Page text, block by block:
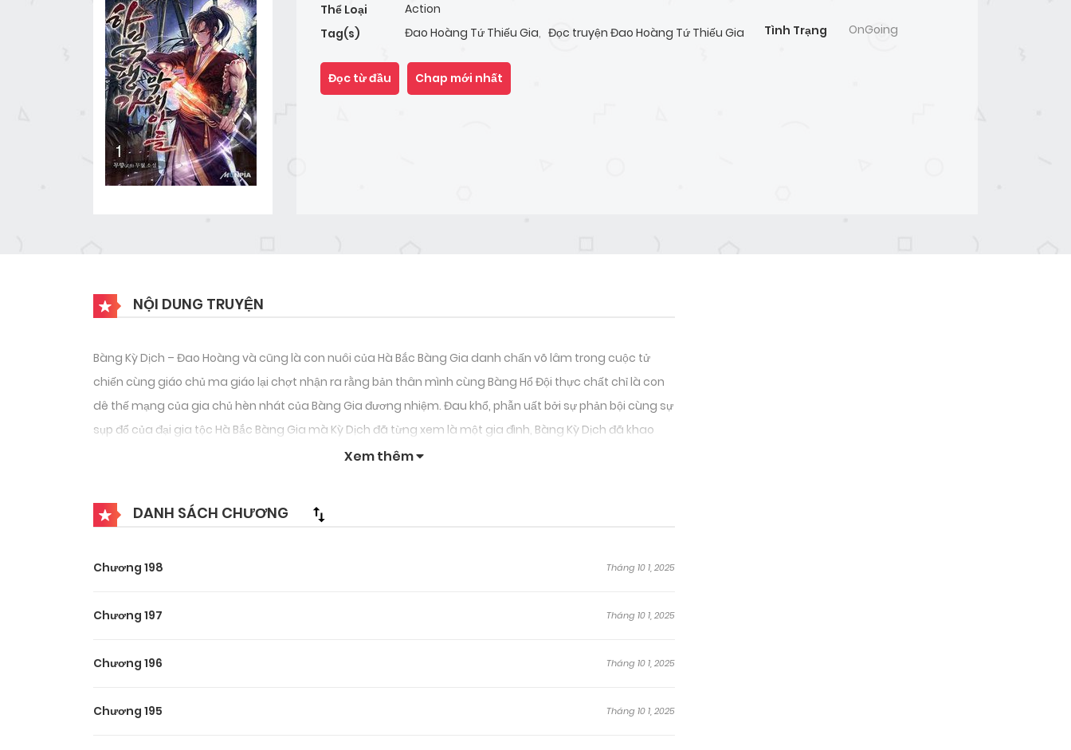
Thể Loại
Action
Tag(s)
Đao Hoàng Tứ Thiếu Gia, Đọc truyện Đao Hoàng Tứ Thiếu Gia Tình Trạng OnGoing
Đọc từ đầu Chap mới nhất
NỘI DUNG TRUYỆN
Bàng Kỳ Dịch – Đao Hoàng và cũng là con nuôi của Hà Bắc Bàng Gia danh chấn võ lâm trong cuộc tử
chiến cùng giáo chủ ma giáo lại chợt nhận ra rằng bản thân mình cùng Bàng Hổ Đội thực chất chỉ là con
dê thế mạng của gia chủ hèn nhát của Bàng Gia đương nhiệm. Đau khổ, phẫn uất bởi sự phản bội cùng sự
sụp đổ của đại gia tộc Hà Bắc Bàng Gia mà Kỳ Dịch đã từng xem là một gia đình, Bàng Kỳ Dịch đã khao
khát có được một cơ hội, một cơ hội để thay đổi mọi thứ! Cầu được ước thấy, Bàng Kỳ Dịch đã trọng sinh
Bàng Vũ Thành có thể lần nữa trở thành Đao Hoàng và vực dậy Hà Bắc Bàng Gia đang trở nên lụn bại hay
không?
Xem thêm
DANH SÁCH CHƯƠNG
Chương 198 Tháng 10 1, 2025
Chương 197 Tháng 10 1, 2025
Chương 196 Tháng 10 1, 2025
Chương 195 Tháng 10 1, 2025